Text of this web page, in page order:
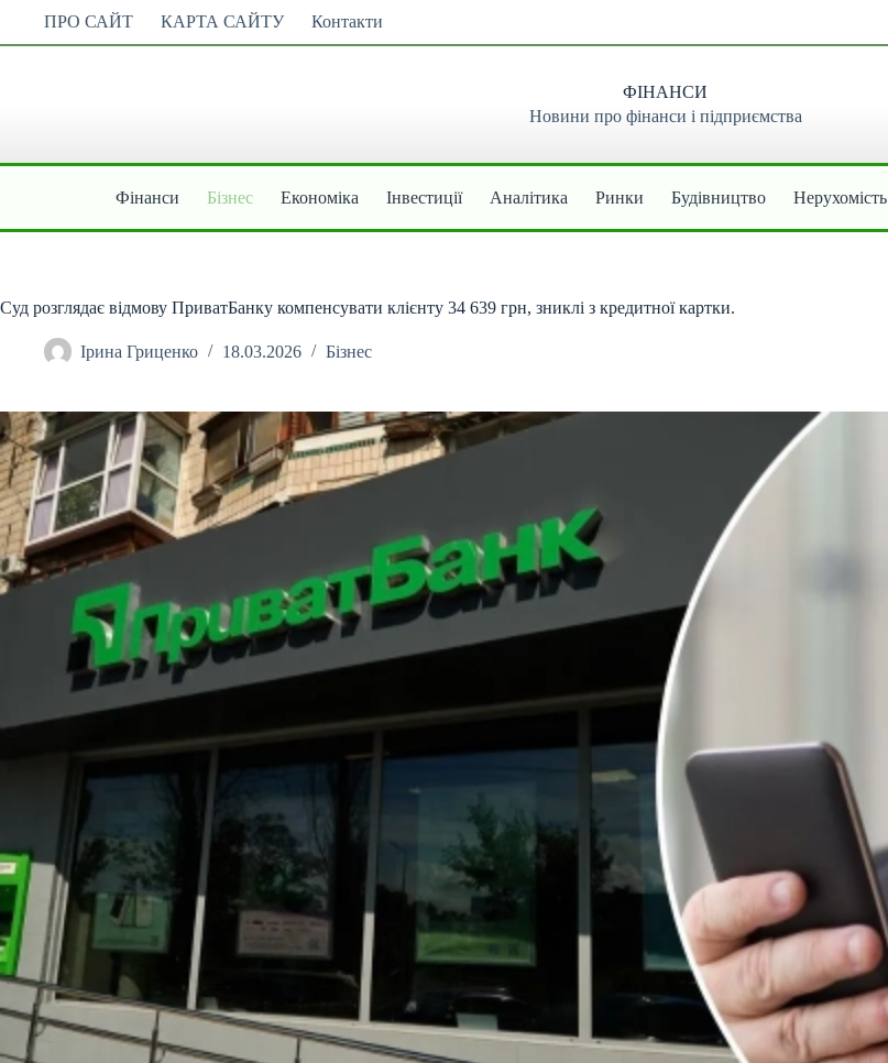
вмісту
ПРО САЙТ КАРТА САЙТУ Контакти
ФІНАНСИ
Новини про фінанси і підприємства
Фінанси Бізнес Економіка Інвестиції Аналітика Ринки Будівництво Нерухомість
Суд розглядає відмову ПриватБанку компенсувати клієнту 34 639 грн, зниклі з кредитної картки.
Ірина Гриценко 18.03.2026 Бізнес